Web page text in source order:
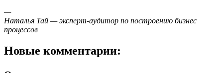
—
Наталья Тай — эксперт-аудитор по построению бизнес
процессов
Новые комментарии: